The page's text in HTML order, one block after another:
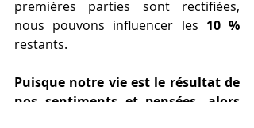
premières parties sont rectifiées,
nous pouvons influencer les
restants.
Puisque notre vie est le résultat de
nos sentiments et pensées, alors